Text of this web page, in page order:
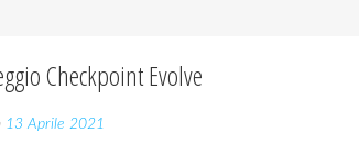
Checkpoint Evolve
13 Aprile 2021